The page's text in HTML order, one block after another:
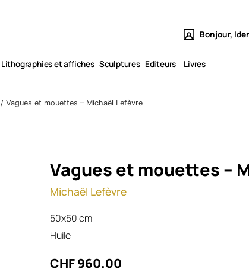
Bonjour,
Lithographies et affiches Sculptures Editeurs Livres
/Vagues et mouettes – Michaël Lefèvre
Vagues et mouettes –
Michaël Lefèvre
50x50 cm
Huile
CHF960.00